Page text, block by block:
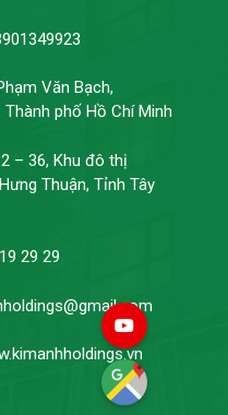
Văn Bạch,
phố Hồ Chí Minh
– 36, Khu đô thị
Thuận, Tỉnh Tây
29 29